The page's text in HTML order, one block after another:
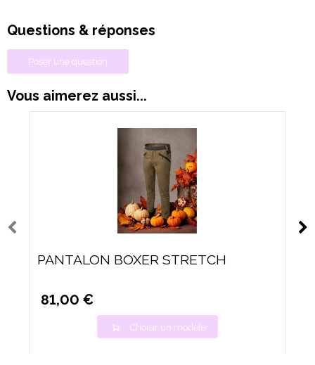
Questions & réponses
Poser une question
Vous aimerez aussi...
PANTALON BOXER STRETCH
81,00 €
Choisir un modèle